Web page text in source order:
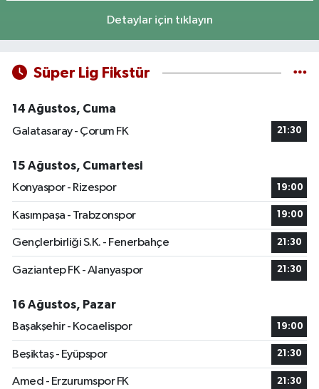
Detaylar için tıklayın
Süper Lig Fikstür
14 Ağustos, Cuma
Galatasaray - Çorum FK
21:30
15 Ağustos, Cumartesi
Konyaspor - Rizespor
19:00
Kasımpaşa - Trabzonspor 19:00
Gençlerbirliği S.K. - Fenerbahçe 21:30
Gaziantep FK - Alanyaspor 21:30
16 Ağustos, Pazar
Başakşehir - Kocaelispor
19:00
Beşiktaş - Eyüpspor 21:30
Amed - Erzurumspor FK 21:30